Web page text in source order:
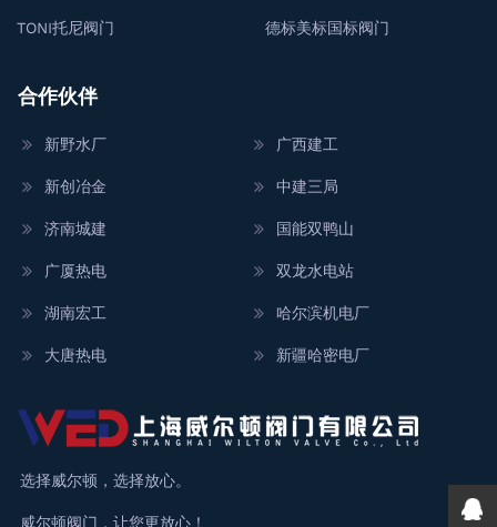
TONI托尼阀门 德标美标国标阀门
合作伙伴
新野水厂
新创冶金
济南城建
广厦热电
湖南宏工
大唐热电
广西建工
中建三局
国能双鸭山
双龙水电站
哈尔滨机电厂
新疆哈密电厂
选择威尔顿，选择放心。
威尔顿阀门，让您更放心！